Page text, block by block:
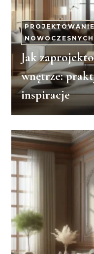
NOWOCZESNYCH
Jak
wnętrze:
inspiracje